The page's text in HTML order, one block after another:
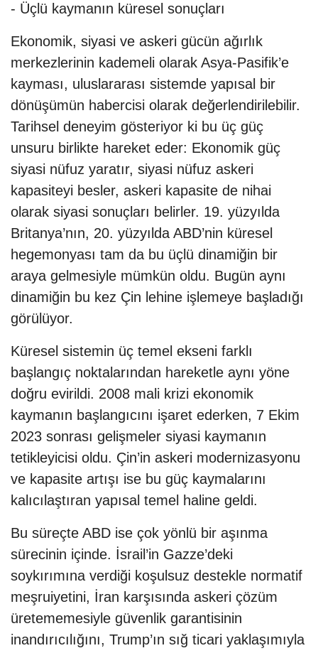
- Üçlü kaymanın küresel sonuçları
Ekonomik, siyasi ve askeri gücün ağırlık
merkezlerinin kademeli olarak Asya-Pasifik’e
kayması, uluslararası sistemde yapısal bir
dönüşümün habercisi olarak değerlendirilebilir.
Tarihsel deneyim gösteriyor ki bu üç güç
unsuru birlikte hareket eder: Ekonomik güç
siyasi nüfuz yaratır, siyasi nüfuz askeri
kapasiteyi besler, askeri kapasite de nihai
olarak siyasi sonuçları belirler. 19. yüzyılda
Britanya’nın, 20. yüzyılda ABD’nin küresel
hegemonyası tam da bu üçlü dinamiğin bir
araya gelmesiyle mümkün oldu. Bugün aynı
dinamiğin bu kez Çin lehine işlemeye başladığı
görülüyor.
Küresel sistemin üç temel ekseni farklı
başlangıç noktalarından hareketle aynı yöne
doğru evirildi. 2008 mali krizi ekonomik
kaymanın başlangıcını işaret ederken, 7 Ekim
2023 sonrası gelişmeler siyasi kaymanın
tetikleyicisi oldu. Çin’in askeri modernizasyonu
ve kapasite artışı ise bu güç kaymalarını
kalıcılaştıran yapısal temel haline geldi.
Bu süreçte ABD ise çok yönlü bir aşınma
sürecinin içinde. İsrail’in Gazze’deki
soykırımına verdiği koşulsuz destekle normatif
meşruiyetini, İran karşısında askeri çözüm
üretememesiyle güvenlik garantisinin
inandırıcılığını, Trump’ın sığ ticari yaklaşımıyla